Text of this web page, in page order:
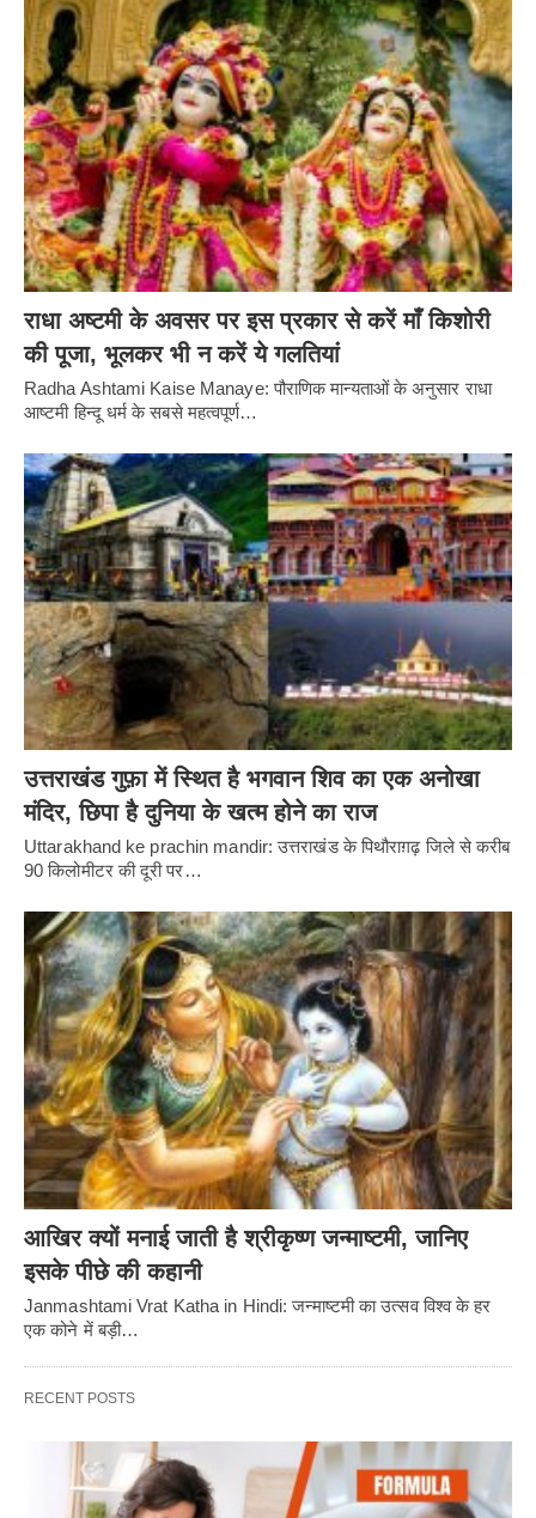
राधा अष्टमी के अवसर पर इस प्रकार से करें माँ किशोरी
की पूजा, भूलकर भी न करें ये गलतियां
Radha Ashtami Kaise Manaye: पौराणिक मान्यताओं के अनुसार राधा
आष्टमी हिन्दू धर्म के सबसे महत्वपूर्ण…
उत्तराखंड गुफ़ा में स्थित है भगवान शिव का एक अनोखा
मंदिर, छिपा है दुनिया के खत्म होने का राज
Uttarakhand ke prachin mandir: उत्तराखंड के पिथौराग़ढ़ जिले से करीब
90 किलोमीटर की दूरी पर…
आखिर क्यों मनाई जाती है श्रीकृष्ण जन्माष्टमी, जानिए
इसके पीछे की कहानी
Janmashtami Vrat Katha in Hindi: जन्माष्टमी का उत्सव विश्व के हर
एक कोने में बड़ी…
RECENT POSTS